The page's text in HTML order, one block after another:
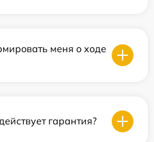
меня о ходе
гарантия?